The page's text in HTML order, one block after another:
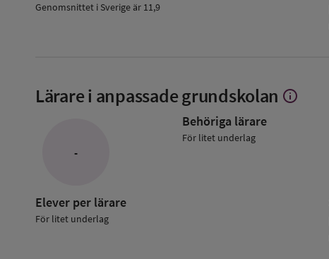
Genomsnittet i Sverige är 11,9
Lärare i anpassade grundskolan Visa
info
-
Elever per lärare
För litet underlag
Behöriga lärare
För litet underlag